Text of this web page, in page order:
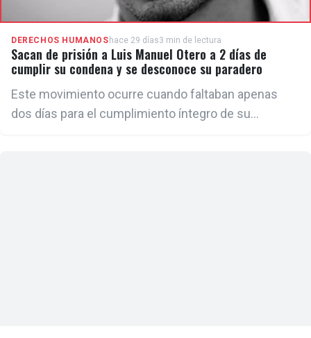
DERECHOS HUMANOS hace 29 días3 min de lectura
Sacan de prisión a Luis Manuel Otero a 2 días de
cumplir su condena y se desconoce su paradero
Este movimiento ocurre cuando faltaban apenas
dos días para el cumplimiento íntegro de su